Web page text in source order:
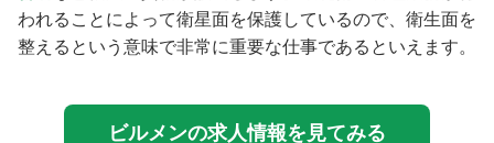
われることによって衛星面を保護しているので、衛生面を
整えるという意味で非常に重要な仕事であるといえます。
ビルメンの求人情報を見てみる